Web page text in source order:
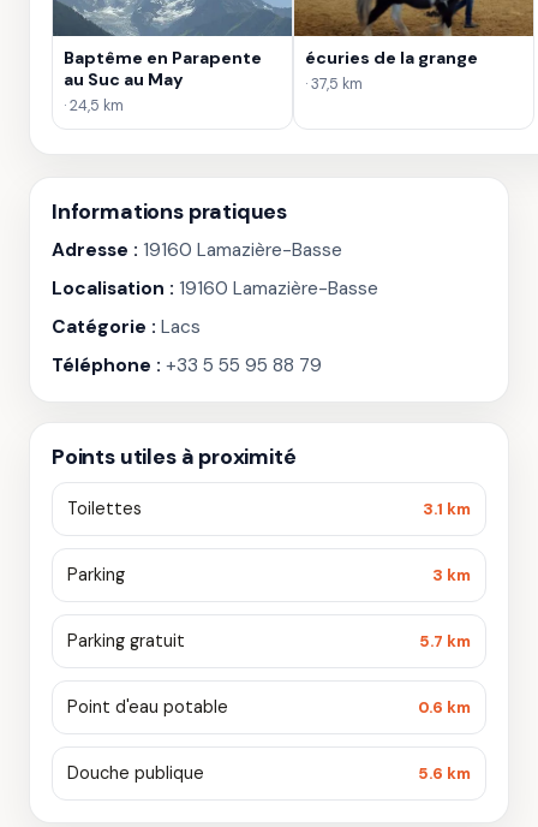
Baptême en Parapente
au Suc au May
· 24,5 km
écuries de la grange
· 37,5 km
Informations pratiques
Adresse : 19160 Lamazière-Basse
Localisation : 19160 Lamazière-Basse
Catégorie : Lacs
Téléphone : +33 5 55 95 88 79
Points utiles à proximité
Toilettes 3.1 km
Parking 3 km
Parking gratuit 5.7 km
Point d'eau potable 0.6 km
Douche publique 5.6 km